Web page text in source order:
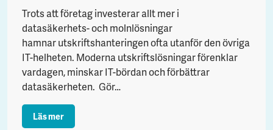
Trots att företag investerar allt mer i
datasäkerhets- och molnlösningar
hamnar utskriftshanteringen ofta utanför den övriga
IT-helheten. Moderna utskriftslösningar förenklar
vardagen, minskar IT-bördan och förbättrar
datasäkerheten. Gör…
Läs mer: Moderna utskriftslösningar för företag